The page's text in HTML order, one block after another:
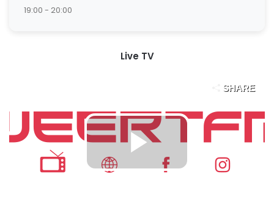
19:00 - 20:00
Live TV